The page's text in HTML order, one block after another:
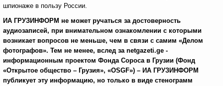
шпионаже в пользу России.
ИА ГРУЗИНФОРМ не может ручаться за достоверность
аудиозаписей, при внимательном ознакомлении с которыми
возникает вопросов не меньше, чем в связи с самим «Делом
фотографов». Тем не менее, вслед за netgazeti.ge -
информационным проектом Фонда Сороса в Грузии (Фонд
«Открытое общество – Грузия», «OSGF») – ИА ГРУЗИНФОРМ
публикует эту информацию, но только в виде стенограмм